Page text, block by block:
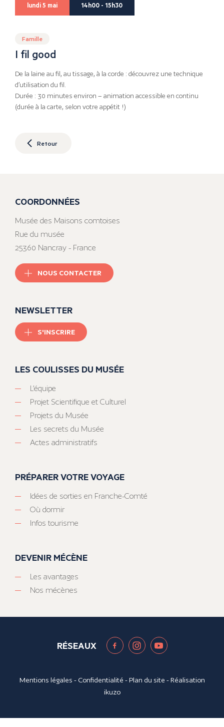
lundi 5 mai 14h00 - 15h30
Famille
I fil good
De la laine au fil, au tissage, à la corde : découvrez une technique
d’utilisation du fil.
Durée : 30 minutes environ – animation accessible en continu
(durée à la carte, selon votre appétit !)
Retour
COORDONNÉES
Musée des Maisons comtoises
Rue du musée
25360 Nancray - France
NOUS CONTACTER
NEWSLETTER
S'INSCRIRE
LES COULISSES DU MUSÉE
L’équipe
Projet Scientifique et Culturel
Projets du Musée
Les secrets du Musée
Actes administratifs
PRÉPARER VOTRE VOYAGE
Idées de sorties en Franche-Comté
Où dormir
Infos tourisme
DEVENIR MÉCÈNE
Les avantages
Nos mécènes
RÉSEAUX
Mentions légales - Confidentialité -Plan du site - Réalisation
ikuzo